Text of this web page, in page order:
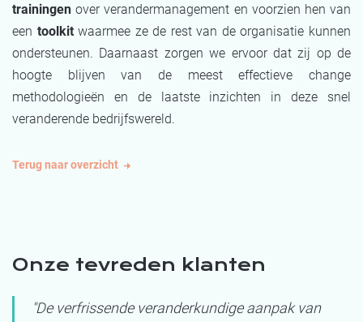
trainingen over verandermanagement en voorzien hen van
een toolkitwaarmee ze de rest van de organisatie kunnen
ondersteunen. Daarnaast zorgen we ervoor dat zij op de
hoogte blijven van de meest effectieve change
methodologieën en de laatste inzichten in deze snel
veranderende bedrijfswereld.
Terug naar overzicht
Onze tevreden klanten
"De verfrissende veranderkundige aanpak van